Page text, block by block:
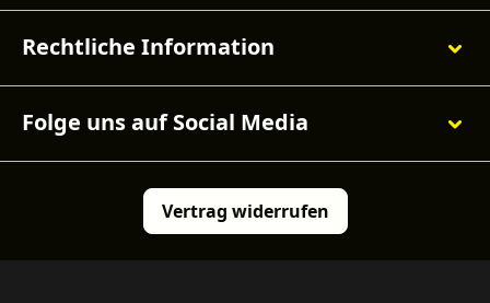
Rechtliche Information
Folge uns auf Social Media
Vertrag widerrufen